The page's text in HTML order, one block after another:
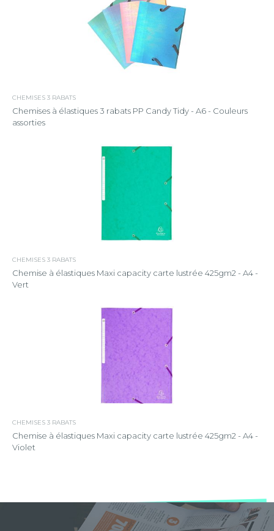
CHEMISES 3 RABATS
Chemises à élastiques 3 rabats PP Candy Tidy - A6 - Couleurs
assorties
CHEMISES 3 RABATS
Chemise à élastiques Maxi capacity carte lustrée 425gm2 - A4 -
Vert
CHEMISES 3 RABATS
Chemise à élastiques Maxi capacity carte lustrée 425gm2 - A4 -
Violet